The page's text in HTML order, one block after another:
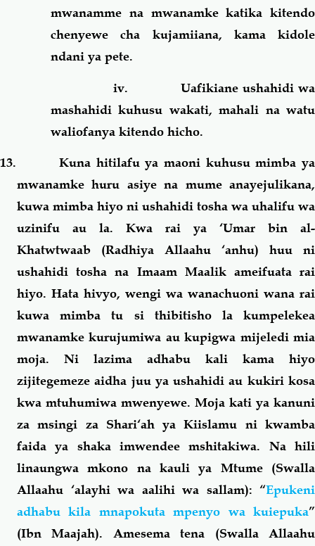
mwanamme na mwanamke katika kitendo
chenyewe cha kujamiiana, kama kidole
ndani ya pete.
iv.
Uafikiane ushahidi wa
mashahidi kuhusu wakati, mahali na watu
waliofanya kitendo hicho.
13. Kuna hitilafu ya maoni kuhusu mimba ya
mwanamke huru asiye na mume anayejulikana,
kuwa mimba hiyo ni ushahidi tosha wa uhalifu wa
uzinifu au la. Kwa rai ya ‘Umar bin al-
Khatwtwaab (Radhiya Allaahu ‘anhu) huu ni
ushahidi tosha na Imaam Maalik ameifuata rai
hiyo. Hata hivyo, wengi wa wanachuoni wana rai
kuwa mimba tu si thibitisho la kumpelekea
mwanamke kurujumiwa au kupigwa mijeledi mia
moja. Ni lazima adhabu kali kama hiyo
zijitegemeze aidha juu ya ushahidi au kukiri kosa
kwa mtuhumiwa mwenyewe. Moja kati ya kanuni
za msingi za Shari‘ah ya Kiislamu ni kwamba
faida ya shaka imwendee mshitakiwa. Na hili
linaungwa mkono na kauli ya Mtume (Swalla
Allaahu ‘alayhi wa aalihi wa sallam): “Epukeni
adhabu kila mnapokuta mpenyo wa kuiepuka”
(Ibn Maajah). Amesema tena (Swalla Allaahu